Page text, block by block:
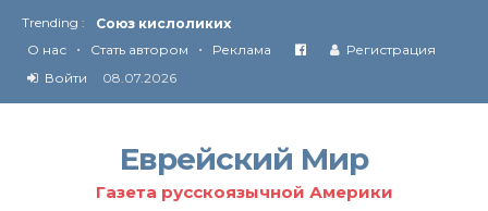
Trending :
Союз кислоликих
Соглашение США с Ираном
Технология Революции в Иране
О нас • Стать автором • Реклама
Регистрация
Войти
08.07.2026
Еврейский Мир
Газета русскоязычной Америки